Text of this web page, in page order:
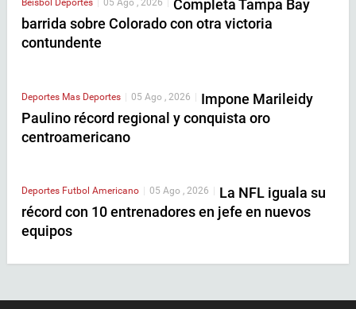
Beisbol Deportes 05 Ago , 2026
Completa Tampa Bay
barrida sobre Colorado con otra victoria
contundente
Deportes Mas Deportes | 05 Ago , 2026 | Impone Marileidy
Paulino récord regional y conquista oro
centroamericano
Deportes Futbol Americano 05 Ago , 2026
La NFL iguala su
récord con 10 entrenadores en jefe en nuevos
equipos